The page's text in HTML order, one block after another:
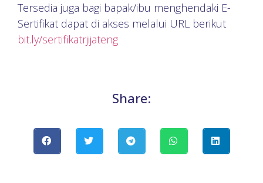
Tersedia juga bagi bapak/ibu menghendaki E-
Sertifikat dapat di akses melalui URL berikut
bit.ly/sertifikatrjijateng
Share: